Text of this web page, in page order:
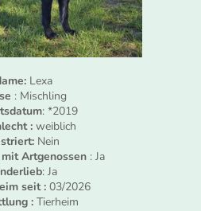
Lexa
: Mischling
: *2019
: weiblich
Nein
Artgenossen : Ja
: Ja
seit : 03/2026
: Tierheim